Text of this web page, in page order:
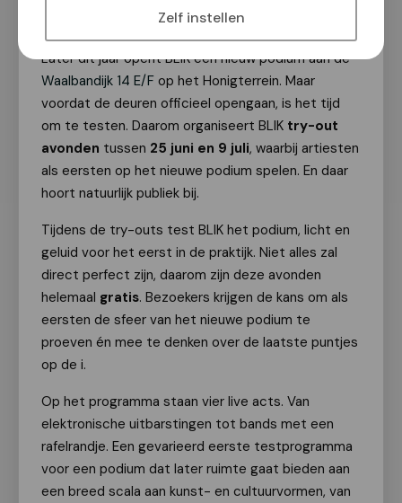
Zelf instellen
Later dit jaar opent BLIK een nieuw podium aan de
Waalbandijk 14 E/F op het Honigterrein. Maar
voordat de deuren officieel opengaan, is het tijd
om te testen. Daarom organiseert BLIK try-out
avonden tussen 25 juni en 9 juli, waarbij artiesten
als eersten op het nieuwe podium spelen. En daar
hoort natuurlijk publiek bij.
Tijdens de try-outs test BLIK het podium, licht en
geluid voor het eerst in de praktijk. Niet alles zal
direct perfect zijn, daarom zijn deze avonden
helemaal gratis. Bezoekers krijgen de kans om als
eersten de sfeer van het nieuwe podium te
proeven én mee te denken over de laatste puntjes
op de i.
Op het programma staan vier live acts. Van
elektronische uitbarstingen tot bands met een
rafelrandje. Een gevarieerd eerste testprogramma
voor een podium dat later ruimte gaat bieden aan
een breed scala aan kunst- en cultuurvormen, van